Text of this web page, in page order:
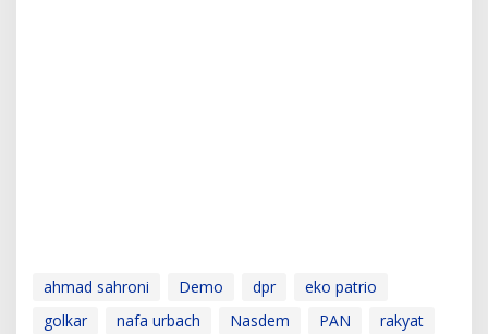
ahmad sahroni Demo dpr
eko patrio
golkar
nafa urbach Nasdem PAN
rakyat